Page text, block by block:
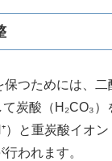
つためには、二
炭酸（H₂CO₃
）と重炭酸イオン
われます。